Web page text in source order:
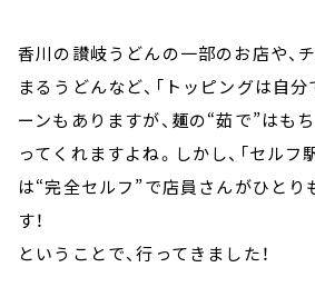
香川の讃岐うどんの一部のお店や、
まるうどんなど、「トッピングは自
ーンもありますが、麺の“茹で”はも
ってくれますよね。しかし、「セルフ
は“完全セルフ”で店員さんがひとり
す！
ということで、行ってきました！